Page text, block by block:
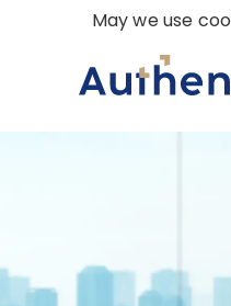
May we use